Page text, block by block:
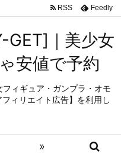
GET]｜美少女
安値で予約
ィギュア・ガンプラ・オモ
ィリエイト広告】を利用し
»
RSS Feedly